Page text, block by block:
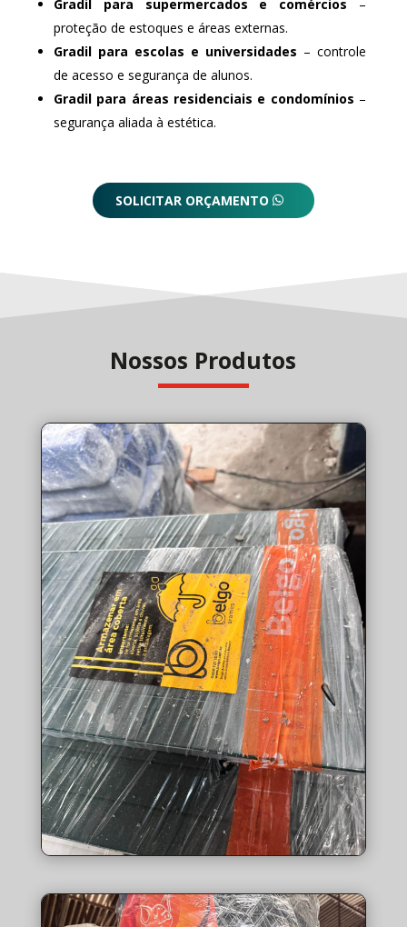
Gradil para supermercados e comércios –
proteção de estoques e áreas externas.
Gradil para escolas e universidades – controle
de acesso e segurança de alunos.
Gradil para áreas residenciais e condomínios –
segurança aliada à estética.
SOLICITAR ORÇAMENTO
Nossos Produtos